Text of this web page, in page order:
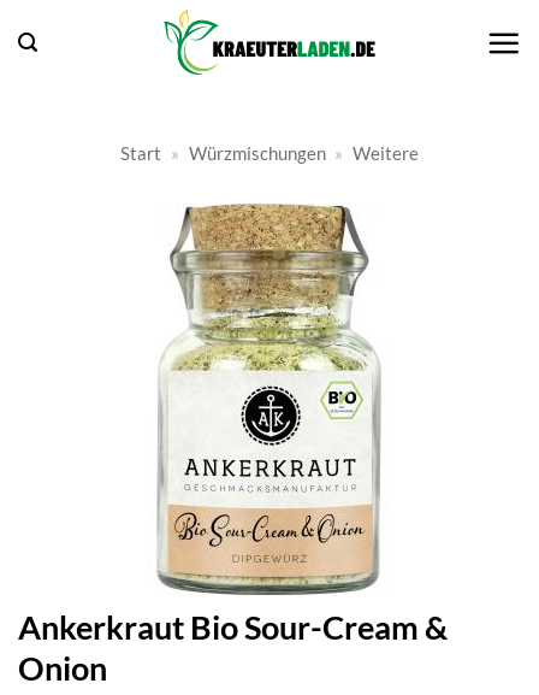
Inhalt
Start » Würzmischungen » Weitere
Ankerkraut Bio Sour-Cream &
Onion